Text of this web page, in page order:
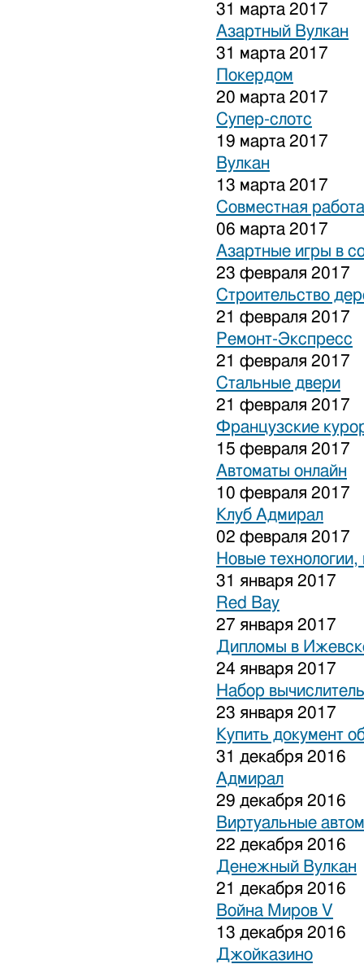
31 марта 2017
Азартный Вулкан
31 марта 2017
Покердом
20 марта 2017
Супер-слотс
19 марта 2017
Вулкан
13 марта 2017
Совместная
06 марта 2017
Азартные игры в
23 февраля 2017
Строительство
21 февраля 2017
Ремонт-Экспресс
21 февраля 2017
Стальные двери
21 февраля 2017
Французские
15 февраля 2017
Автоматы онлайн
10 февраля 2017
Клуб Адмирал
02 февраля 2017
Новые
31 января 2017
Red Bay
27 января 2017
Дипломы в
24 января 2017
Набор
23 января 2017
Купить документ
31 декабря 2016
Адмирал
29 декабря 2016
Виртуальные
22 декабря 2016
Денежный Вулкан
21 декабря 2016
Война Миров V
13 декабря 2016
Джойказино